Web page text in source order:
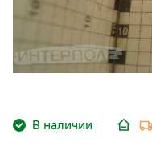
В наличии